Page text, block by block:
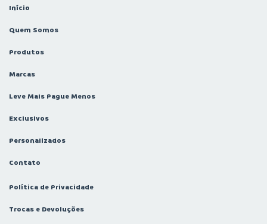
Início
Quem Somos
Produtos
Marcas
Leve Mais Pague Menos
Exclusivos
Personalizados
Contato
Política de Privacidade
Trocas e Devoluções